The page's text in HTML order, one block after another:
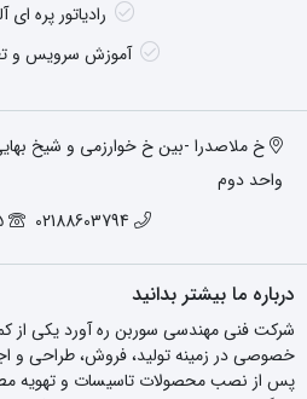
رادیاتور پره ای
آموزش سرویس و
واحد دوم
02188603794
درباره ما بیشتر بدانید
شرکت فنی مهندسی سوربن ره آورد یکی از
خصوصی در زمینه تولید، فروش، طراحی و
پس از نصب محصولات تاسیسات و تهویه